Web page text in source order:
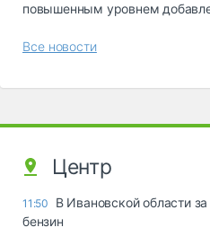
повышенным уровнем
Все новости
Центр
11:50
В Ивановской области
бензин